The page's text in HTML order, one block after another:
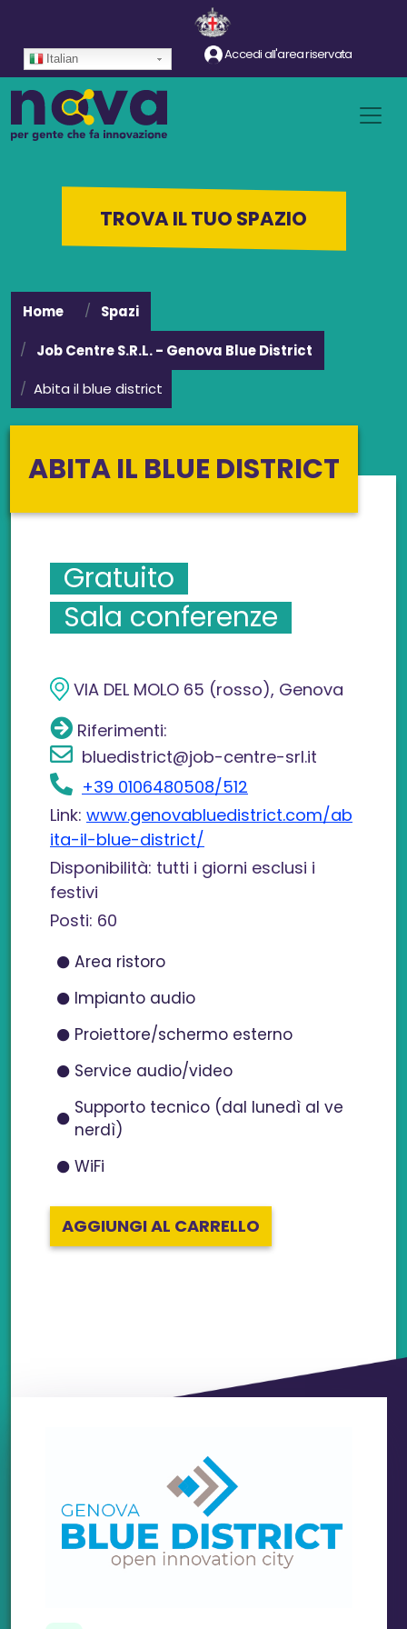
Salta al contenuto principale
Italian Accedi all'area riservata
TROVA IL TUO SPAZIO
Home Spazi
Job Centre S.R.L. - Genova Blue District
Abita il blue district
ABITA IL BLUE DISTRICT
Gratuito
Sala conferenze
VIA DEL MOLO 65 (rosso), Genova
Riferimenti:
bluedistrict@job-centre-srl.it
+39 0106480508/512
Link: www.genovabluedistrict.com/ab
ita-il-blue-district/
Disponibilità: tutti i giorni esclusi i
festivi
Posti: 60
Area ristoro
Impianto audio
Proiettore/schermo esterno
Service audio/video
Supporto tecnico (dal lunedì al ve
nerdì)
WiFi
AGGIUNGI AL CARRELLO